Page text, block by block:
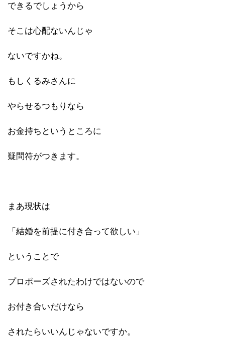
できるでしょうから
そこは心配ないんじゃ
ないですかね。
もしくるみさんに
やらせるつもりなら
お金持ちというところに
疑問符がつきます。
まあ現状は
「結婚を前提に付き合って欲しい」
ということで
プロポーズされたわけではないので
お付き合いだけなら
されたらいいんじゃないですか。